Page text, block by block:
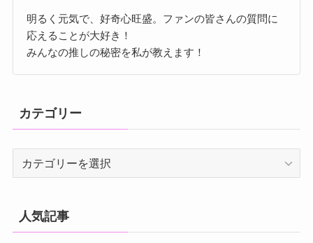
明るく元気で、好奇心旺盛。ファンの皆さんの質問に
応えることが大好き！
みんなの推しの秘密を私が教えます！
カテゴリー
ー
人気記事